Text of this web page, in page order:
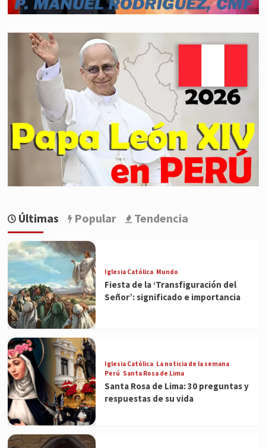
Últimas Popular Tendencia
Iglesia Católica Mundo
Fiesta de la ‘Transfiguración del
Señor’: significado e importancia
Iglesia Católica La noticia de la semana
Perú Santa Rosa de Lima
Santa Rosa de Lima: 30 preguntas y
respuestas de su vida